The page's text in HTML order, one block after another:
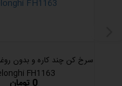
سرخ کن چند کاره و بدون
FH1163